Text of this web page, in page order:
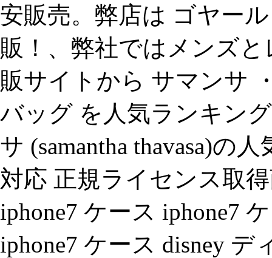
安販売。弊店は ゴヤー
販！、弊社ではメンズ
販サイトから サマンサ
バッグ を人気ランキン
サ (samantha thavasa)の
対応 正規ライセンス取
iphone7 ケース iphone7
iphone7 ケース disney